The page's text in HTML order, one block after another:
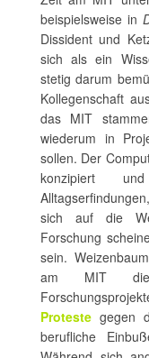
beispielsweise in
Dissident und
sich als ein
stetig darum
Kollegenschaft
das MIT
wiederum in
sollen. Der
konzipiert
sich auf die
Forschung
sein.
am MIT die
Proteste gegen
berufliche